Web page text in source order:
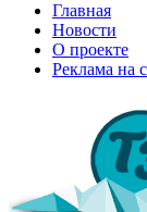
Главная
Новости
О проекте
Реклама на